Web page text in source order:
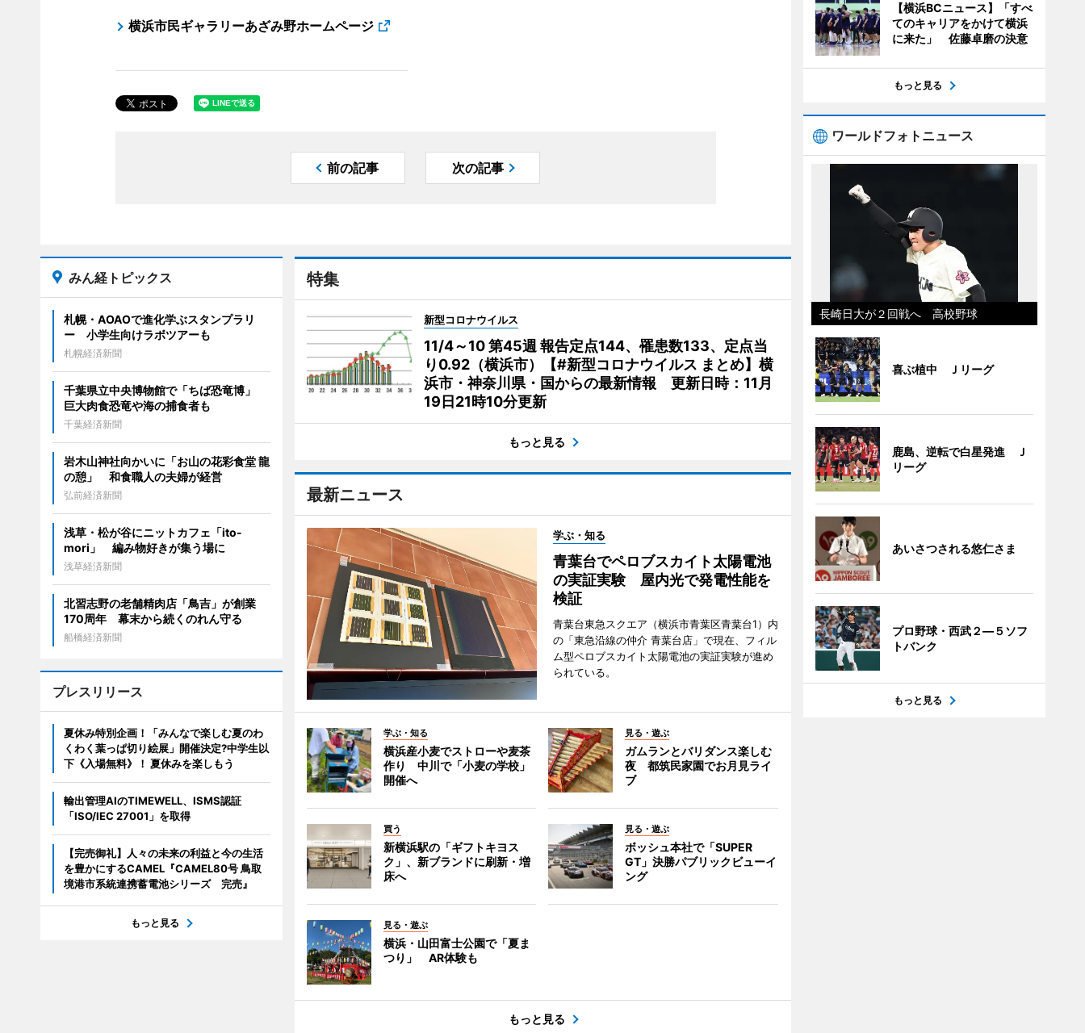
横浜市民ギャラリーあざみ野ホームページ
前の記事 次の記事
特集
新型コロナウイルス
11/4～10 第45週 報告定点144、罹患数133、定点当
り0.92（横浜市）【#新型コロナウイルス まとめ】横
浜市・神奈川県・国からの最新情報 更新日時：11月
19日21時10分更新
もっと見る
最新ニュース
学ぶ・知る
青葉台でペロブスカイト太陽電池
の実証実験 屋内光で発電性能を
検証
青葉台東急スクエア（横浜市青葉区青葉台1）内
の「東急沿線の仲介 青葉台店」で現在、フィル
ム型ペロブスカイト太陽電池の実証実験が進め
られている。
学ぶ・知る
横浜産小麦でストローや麦茶
作り 中川で「小麦の学校」
開催へ
見る・遊ぶ
ガムランとバリダンス楽しむ
夜 都筑民家園でお月見ライ
ブ
買う
新横浜駅の「ギフトキヨス
ク」、新ブランドに刷新・増
床へ
見る・遊ぶ
ボッシュ本社で「SUPER
GT」決勝パブリックビューイ
ング
見る・遊ぶ
横浜・山田富士公園で「夏ま
つり」 AR体験も
もっと見る
みん経トピックス
札幌・AOAOで進化学ぶスタンプラリ
ー 小学生向けラボツアーも
札幌経済新聞
千葉県立中央博物館で「ちば恐竜博」
巨大肉食恐竜や海の捕食者も
千葉経済新聞
岩木山神社向かいに「お山の花彩食堂 龍
の憩」 和食職人の夫婦が経営
弘前経済新聞
浅草・松が谷にニットカフェ「ito-
mori」 編み物好きが集う場に
浅草経済新聞
北習志野の老舗精肉店「鳥吉」が創業
170周年 幕末から続くのれん守る
船橋経済新聞
プレスリリース
夏休み特別企画！「みんなで楽しむ夏のわ
くわく葉っぱ切り絵展」開催決定?中学生以
下《入場無料》！ 夏休みを楽しもう
輸出管理AIのTIMEWELL、ISMS認証
「ISO/IEC 27001」を取得
【完売御礼】人々の未来の利益と今の生活
を豊かにするCAMEL『CAMEL80号 鳥取
境港市系統連携蓄電池シリーズ 完売』
もっと見る
【横浜BCニュース】「すべ
てのキャリアをかけて横浜
に来た」 佐藤卓磨の決意
もっと見る
ワールドフォトニュース
長崎日大が２回戦へ 高校野球
喜ぶ植中 Ｊリーグ
鹿島、逆転で白星発進 Ｊ
リーグ
あいさつされる悠仁さま
プロ野球・西武２―５ソフ
トバンク
もっと見る